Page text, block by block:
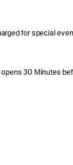
for special
30 Minutes